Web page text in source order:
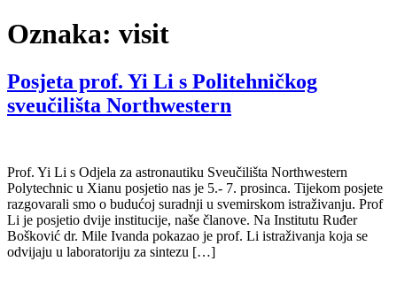
Oznaka: visit
Posjeta prof. Yi Li s Politehničkog
sveučilišta Northwestern
Prof. Yi Li s Odjela za astronautiku Sveučilišta Northwestern
Polytechnic u Xianu posjetio nas je 5.- 7. prosinca. Tijekom posjete
razgovarali smo o budućoj suradnji u svemirskom istraživanju. Prof
Li je posjetio dvije institucije, naše članove. Na Institutu Ruđer
Bošković dr. Mile Ivanda pokazao je prof. Li istraživanja koja se
odvijaju u laboratoriju za sintezu […]